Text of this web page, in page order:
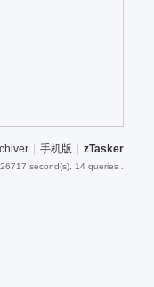
手机版 zTasker
second(s), 14 queries .